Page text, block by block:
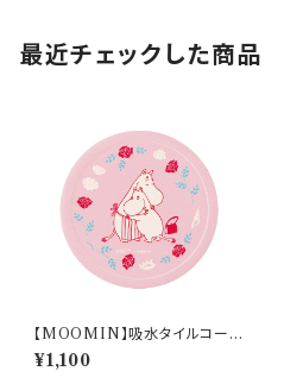
最近チェックした商品
【MOOMIN】吸水タイルコース
ター(ピンク)【MM18000】M
M18001-346
¥1,100